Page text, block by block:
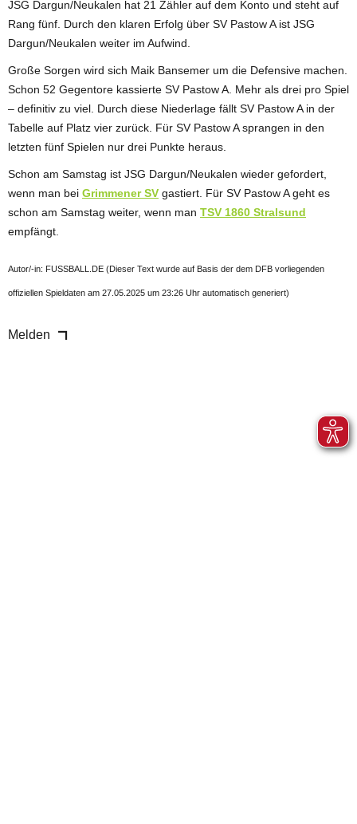
JSG Dargun/Neukalen hat 21 Zähler auf dem Konto und steht auf
Rang fünf. Durch den klaren Erfolg über SV Pastow A ist JSG
Dargun/Neukalen weiter im Aufwind.
Große Sorgen wird sich Maik Bansemer um die Defensive machen.
Schon 52 Gegentore kassierte SV Pastow A. Mehr als drei pro Spiel
– definitiv zu viel. Durch diese Niederlage fällt SV Pastow A in der
Tabelle auf Platz vier zurück. Für SV Pastow A sprangen in den
letzten fünf Spielen nur drei Punkte heraus.
Schon am Samstag ist JSG Dargun/Neukalen wieder gefordert,
wenn man bei Grimmener SV gastiert. Für SV Pastow A geht es
schon am Samstag weiter, wenn man TSV 1860 Stralsund
empfängt.
Autor/-in: FUSSBALL.DE (Dieser Text wurde auf Basis der dem DFB vorliegenden
offiziellen Spieldaten am 27.05.2025 um 23:26 Uhr automatisch generiert)
Melden